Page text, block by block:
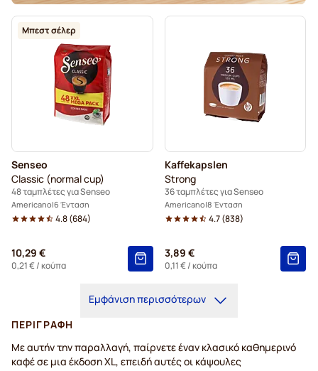
Μπεστ σέλερ
Senseo
Classic (normal cup)
48 ταμπλέτες για Senseo
Americano 6 Ένταση
4.8(684)
10,29 €
0,21 €/ κούπα
Kaffekapslen
Strong
36 ταμπλέτες για Senseo
Americano 8 Ένταση
4.7(838)
3,89 €
0,11 €/ κούπα
Εμφάνιση περισσότερων
ΠΕΡΙΓΡΑΦΉ
Με αυτήν την παραλλαγή, παίρνετε έναν κλασικό καθημερινό
καφέ σε μια έκδοση XL, επειδή αυτές οι κάψουλες